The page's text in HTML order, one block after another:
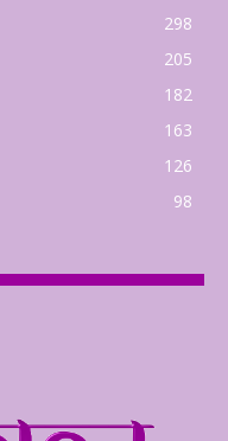
298
205
182
163
126
98